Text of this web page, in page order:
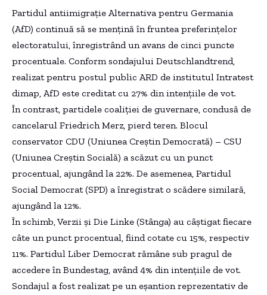
Partidul antiimigrație Alternativa pentru Germania
(AfD) continuă să se mențină în fruntea preferințelor
electoratului, înregistrând un avans de cinci puncte
procentuale. Conform sondajului Deutschlandtrend,
realizat pentru postul public ARD de institutul Intratest
dimap, AfD este creditat cu 27% din intențiile de vot.
În contrast, partidele coaliției de guvernare, condusă de
cancelarul Friedrich Merz, pierd teren. Blocul
conservator CDU (Uniunea Creștin Democrată) – CSU
(Uniunea Creștin Socială) a scăzut cu un punct
procentual, ajungând la 22%. De asemenea, Partidul
Social Democrat (SPD) a înregistrat o scădere similară,
ajungând la 12%.
În schimb, Verzii și Die Linke (Stânga) au câștigat fiecare
câte un punct procentual, fiind cotate cu 15%, respectiv
11%. Partidul Liber Democrat rămâne sub pragul de
accedere în Bundestag, având 4% din intențiile de vot.
Sondajul a fost realizat pe un eșantion reprezentativ de